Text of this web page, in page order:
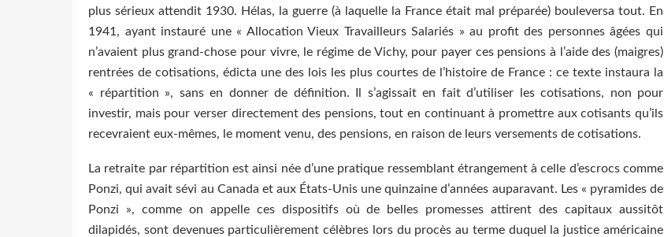
plus sérieux attendit 1930. Hélas, la guerre (à laquelle la France était mal préparée) bouleversa tout. En
1941, ayant instauré une « Allocation Vieux Travailleurs Salariés » au profit des personnes âgées qui
n’avaient plus grand-chose pour vivre, le régime de Vichy, pour payer ces pensions à l’aide des (maigres)
rentrées de cotisations, édicta une des lois les plus courtes de l’histoire de France : ce texte instaura la
« répartition », sans en donner de définition. Il s’agissait en fait d’utiliser les cotisations, non pour
investir, mais pour verser directement des pensions, tout en continuant à promettre aux cotisants qu’ils
recevraient eux-mêmes, le moment venu, des pensions, en raison de leurs versements de cotisations.
La retraite par répartition est ainsi née d’une pratique ressemblant étrangement à celle d’escrocs comme
Ponzi, qui avait sévi au Canada et aux États-Unis une quinzaine d’années auparavant. Les « pyramides de
Ponzi », comme on appelle ces dispositifs où de belles promesses attirent des capitaux aussitôt
dilapidés, sont devenues particulièrement célèbres lors du procès au terme duquel la justice américaine